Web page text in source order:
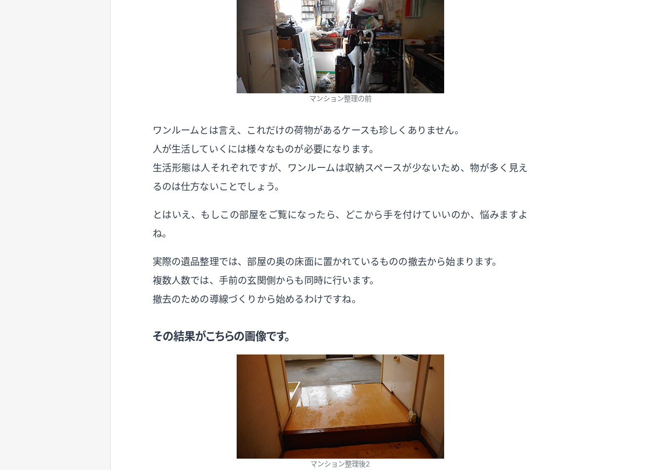
マンション整理の前
ワンルームとは言え、これだけの荷物があるケースも珍しくありません。
人が生活していくには様々なものが必要になります。
生活形態は人それぞれですが、ワンルームは収納スペースが少ないため、物が多く見え
るのは仕方ないことでしょう。
とはいえ、もしこの部屋をご覧になったら、どこから手を付けていいのか、悩みますよ
ね。
実際の遺品整理では、部屋の奥の床面に置かれているものの撤去から始まります。
複数人数では、手前の玄関側からも同時に行います。
撤去のための導線づくりから始めるわけですね。
その結果がこちらの画像です。
マンション整理後2